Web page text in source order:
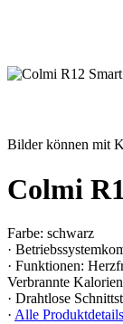
Bilder können mit
Colmi
Farbe: schwarz
·
· Funktionen:
Verbrannte Kalorien
· Drahtlose
· Alle Produktdetails